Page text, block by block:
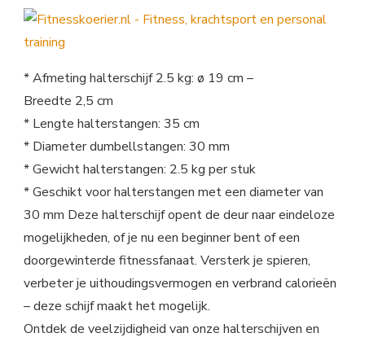
* Afmeting halterschijf 2.5 kg: ø 19 cm –
Breedte 2,5 cm
* Lengte halterstangen: 35 cm
* Diameter dumbellstangen: 30 mm
* Gewicht halterstangen: 2.5 kg per stuk
* Geschikt voor halterstangen met een diameter van
30 mm Deze halterschijf opent de deur naar eindeloze
mogelijkheden, of je nu een beginner bent of een
doorgewinterde fitnessfanaat. Versterk je spieren,
verbeter je uithoudingsvermogen en verbrand calorieën
– deze schijf maakt het mogelijk.
Ontdek de veelzijdigheid van onze halterschijven en